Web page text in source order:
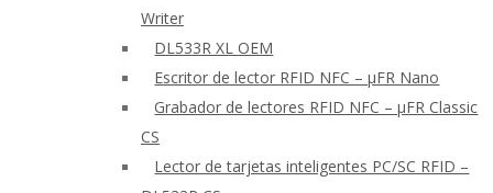
Writer
DL533R XL OEM
Escritor de lector RFID NFC – μFR Nano
Grabador de lectores RFID NFC – μFR Classic
CS
Lector de tarjetas inteligentes PC/SC RFID –